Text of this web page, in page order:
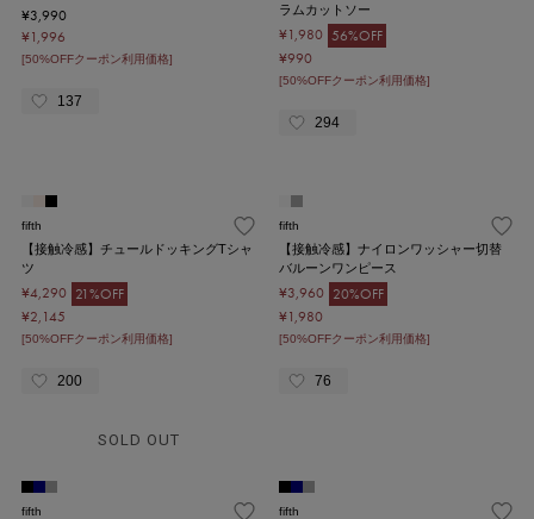
¥3,990
¥1,996
[50%OFFクーポン利用価格]
137
ラムカットソー
¥1,980 56%OFF
¥990
[50%OFFクーポン利用価格]
294
fifth
【接触冷感】チュールドッキングTシャ
ツ
¥4,290 21%OFF
¥2,145
[50%OFFクーポン利用価格]
200
fifth
【接触冷感】ナイロンワッシャー切替
バルーンワンピース
¥3,960 20%OFF
¥1,980
[50%OFFクーポン利用価格]
76
SOLD OUT
fifth fifth